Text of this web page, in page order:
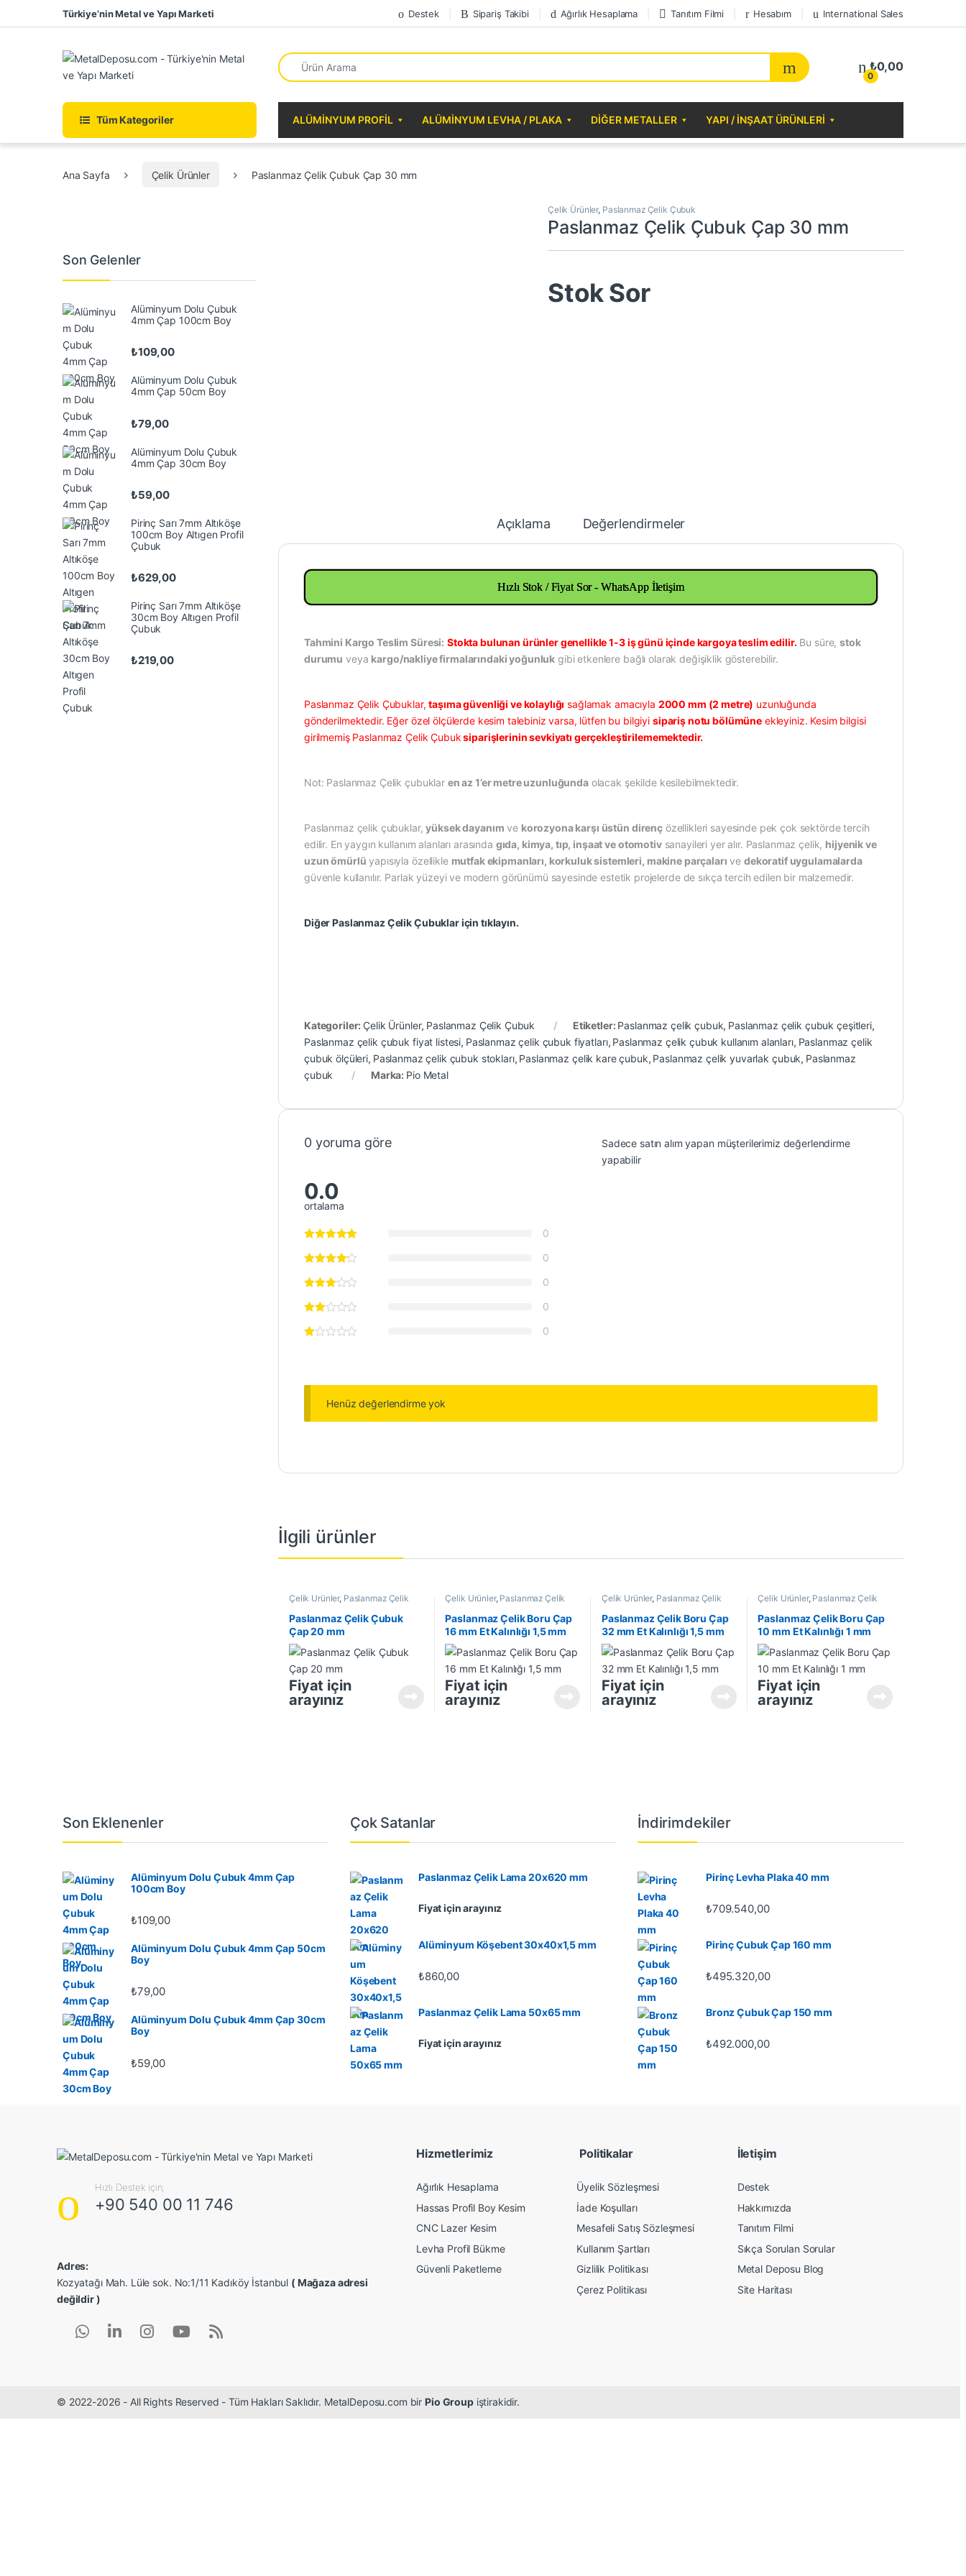
Skip to navigation
Skip to contentTürkiye’nin Metal ve Yapı Marketi Destek Sipariş Takibi Ağırlık Hesaplama Tanıtım Filmi Hesabım International Sales
Search for:
0
₺0,00
Tüm Kategoriler ALÜMINYUM PROFIL ALÜMINYUM LEVHA / PLAKA DIĞER METALLER YAPI / İNŞAAT ÜRÜNLERI
Ana Sayfa Çelik Ürünler Paslanmaz Çelik Çubuk Çap 30 mm
Çelik Ürünler, Paslanmaz Çelik Çubuk
Paslanmaz Çelik Çubuk Çap 30 mm
Stok Sor
Açıklama Değerlendirmeler
Hızlı Stok / Fiyat Sor - WhatsApp İletişim
Tahmini Kargo Teslim Süresi: Stokta bulunan ürünler genellikle 1-3 iş günü içinde kargoya teslim edilir. Bu süre,stok
durumu veya kargo/nakliye firmalarındaki yoğunluk gibi etkenlere bağlı olarak değişiklik gösterebilir.
Paslanmaz Çelik Çubuklar,taşıma güvenliği ve kolaylığı sağlamak amacıyla 2000 mm (2 metre) uzunluğunda
gönderilmektedir. Eğer özel ölçülerde kesim talebiniz varsa, lütfen bu bilgiyi sipariş notu bölümüne ekleyiniz. Kesim bilgisi
girilmemiş Paslanmaz Çelik Çubuksiparişlerinin sevkiyatı gerçekleştirilememektedir.
Not: Paslanmaz Çelik çubuklar en az 1’er metre uzunluğundaolacak şekilde kesilebilmektedir.
Paslanmaz çelik çubuklar,yüksek dayanım ve korozyona karşı üstün dirençözellikleri sayesinde pek çok sektörde tercih
edilir. En yaygın kullanım alanları arasında gıda, kimya, tıp, inşaat ve otomotivsanayileri yer alır. Paslanmaz çelik, hijyenik ve
uzun ömürlü yapısıyla özellikle mutfak ekipmanları, korkuluk sistemleri, makine parçaları vedekoratif uygulamalarda
güvenle kullanılır. Parlak yüzeyi ve modern görünümü sayesinde estetik projelerde de sıkça tercih edilen bir malzemedir.
Diğer Paslanmaz Çelik Çubuklar için tıklayın.
Kategoriler: Çelik Ürünler, Paslanmaz Çelik Çubuk Etiketler: Paslanmaz çelik çubuk, Paslanmaz çelik çubuk çeşitleri,
Paslanmaz çelik çubuk fiyat listesi, Paslanmaz çelik çubuk fiyatları, Paslanmaz çelik çubuk kullanım alanları, Paslanmaz çelik
çubuk ölçüleri, Paslanmaz çelik çubuk stokları, Paslanmaz çelik kare çubuk, Paslanmaz çelik yuvarlak çubuk, Paslanmaz
çubuk
Marka: Pio Metal
0 yoruma göre
0.0
ortalama
0
0
0
0
0
Sadece satın alım yapan müşterilerimiz değerlendirme
yapabilir
Henüz değerlendirme yok
İlgili ürünler
Çelik Ürünler, Paslanmaz Çelik
Çubuk
Paslanmaz Çelik Çubuk
Çap 20 mm
Fiyat için
arayınız
Çelik Ürünler, Paslanmaz Çelik
Boru
Paslanmaz Çelik Boru Çap
16 mm Et Kalınlığı 1,5 mm
Fiyat için
arayınız
Çelik Ürünler, Paslanmaz Çelik
Boru
Paslanmaz Çelik Boru Çap
32 mm Et Kalınlığı 1,5 mm
Fiyat için
arayınız
Çelik Ürünler, Paslanmaz Çelik
Boru
Paslanmaz Çelik Boru Çap
10 mm Et Kalınlığı 1 mm
Fiyat için
arayınız
Son Gelenler
Alüminyum Dolu Çubuk
4mm Çap 100cm Boy
₺109,00
Alüminyum Dolu Çubuk
4mm Çap 50cm Boy
₺79,00
Alüminyum Dolu Çubuk
4mm Çap 30cm Boy
₺59,00
Pirinç Sarı 7mm Altıköşe
100cm Boy Altıgen Profil
Çubuk
₺629,00
Pirinç Sarı 7mm Altıköşe
30cm Boy Altıgen Profil
Çubuk
₺219,00
Son Eklenenler
Alüminyum Dolu Çubuk 4mm Çap
100cm Boy
₺109,00
Alüminyum Dolu Çubuk 4mm Çap 50cm
Boy
₺79,00
Alüminyum Dolu Çubuk 4mm Çap 30cm
Boy
₺59,00
Çok Satanlar
Paslanmaz Çelik Lama 20x620 mm
Fiyat için arayınız
Alüminyum Köşebent 30x40x1,5 mm
₺860,00
Paslanmaz Çelik Lama 50x65 mm
Fiyat için arayınız
İndirimdekiler
Pirinç Levha Plaka 40 mm
₺709.540,00
Pirinç Çubuk Çap 160 mm
₺495.320,00
Bronz Çubuk Çap 150 mm
₺492.000,00
Hızlı Destek için;
+90 540 00 11 746
Adres:
Kozyatağı Mah. Lüle sok. No:1/11 Kadıköy İstanbul ( Mağaza adresi
değildir )
Hizmetlerimiz
Ağırlık Hesaplama
Hassas Profil Boy Kesim
CNC Lazer Kesim
Levha Profil Bükme
Güvenli Paketleme
Politikalar
Üyelik Sözleşmesi
İade Koşulları
Mesafeli Satış Sözleşmesi
Kullanım Şartları
Gizlilik Politikası
Çerez Politikası
İletişim
Destek
Hakkımızda
Tanıtım Filmi
Sıkça Sorulan Sorular
Metal Deposu Blog
Site Haritası
© 2022-2026 - All Rights Reserved - Tüm Hakları Saklıdır. MetalDeposu.com bir Pio Groupiştirakidir.